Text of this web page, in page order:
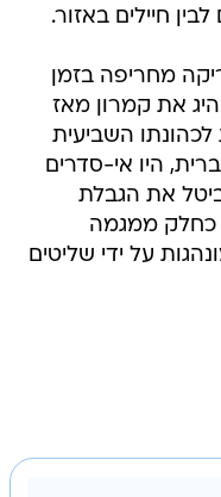
חיילים באזור.
מחריפה בזמן
את קמרון מאז
לכהונתו השביעית
היו אי-סדרים
את הגבלת
כחלק ממגמה
על ידי שליטים